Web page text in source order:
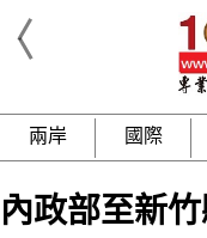
兩岸 國際
內政部至新